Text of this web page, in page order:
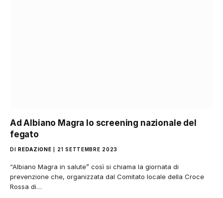
Ad Albiano Magra lo screening nazionale del
fegato
DI REDAZIONE 21 SETTEMBRE 2023
“Albiano Magra in salute” così si chiama la giornata di
prevenzione che, organizzata dal Comitato locale della Croce
Rossa di…